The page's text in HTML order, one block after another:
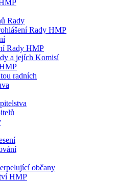
Rady
Rady HMP
Rady HMP
a jejích Komisí
radních
občany
HMP